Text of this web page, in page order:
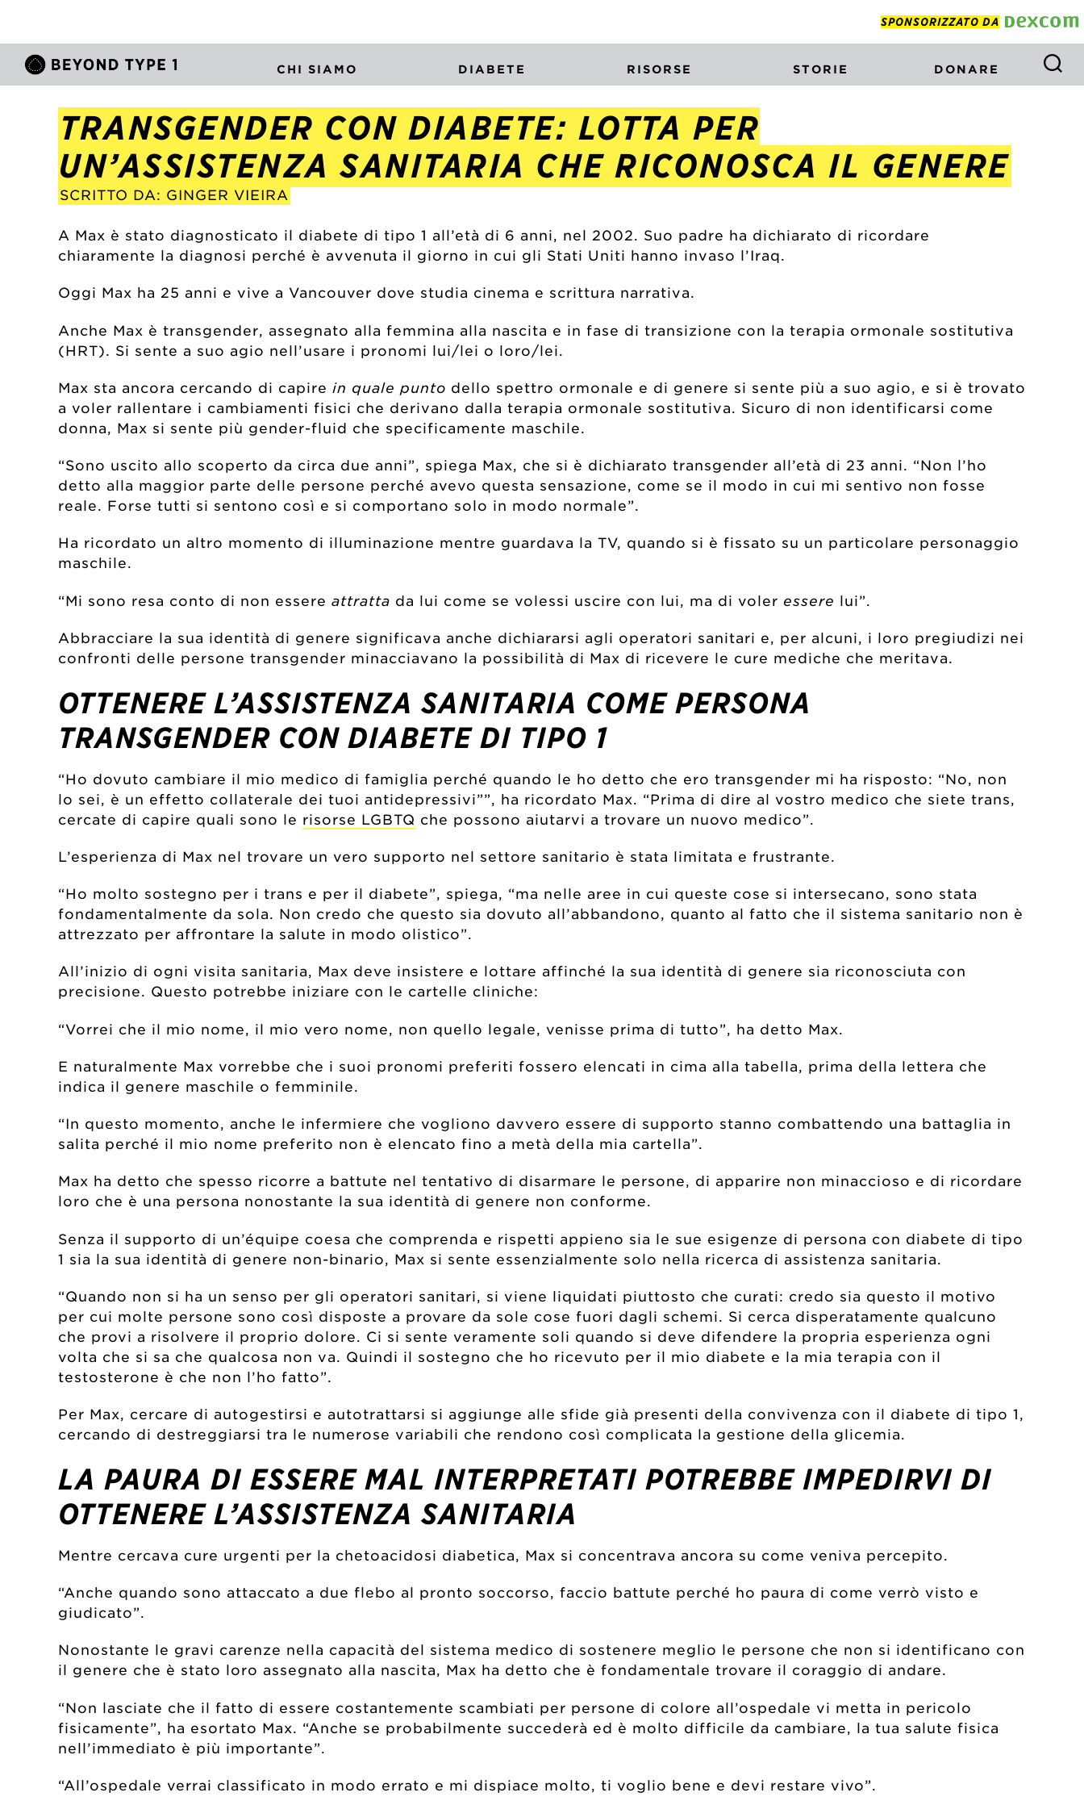
SPONSORIZZATO DA
CHI SIAMO DIABETE RISORSE STORIE DONARE
TRANSGENDER CON DIABETE: LOTTA PER
UN’ASSISTENZA SANITARIA CHE RICONOSCA IL GENERE
SCRITTO DA: GINGER VIEIRA
A Max è stato diagnosticato il diabete di tipo 1 all’età di 6 anni, nel 2002. Suo padre ha dichiarato di ricordare
chiaramente la diagnosi perché è avvenuta il giorno in cui gli Stati Uniti hanno invaso l’Iraq.
Oggi Max ha 25 anni e vive a Vancouver dove studia cinema e scrittura narrativa.
Anche Max è transgender, assegnato alla femmina alla nascita e in fase di transizione con la terapia ormonale sostitutiva
(HRT). Si sente a suo agio nell’usare i pronomi lui/lei o loro/lei.
Max sta ancora cercando di capire in quale punto dello spettro ormonale e di genere si sente più a suo agio, e si è trovato
a voler rallentare i cambiamenti fisici che derivano dalla terapia ormonale sostitutiva. Sicuro di non identificarsi come
donna, Max si sente più gender-fluid che specificamente maschile.
“Sono uscito allo scoperto da circa due anni”, spiega Max, che si è dichiarato transgender all’età di 23 anni. “Non l’ho
detto alla maggior parte delle persone perché avevo questa sensazione, come se il modo in cui mi sentivo non fosse
reale. Forse tutti si sentono così e si comportano solo in modo normale”.
Ha ricordato un altro momento di illuminazione mentre guardava la TV, quando si è fissato su un particolare personaggio
maschile.
“Mi sono resa conto di non essere attratta da lui come se volessi uscire con lui, ma di voler essere lui”.
Abbracciare la sua identità di genere significava anche dichiararsi agli operatori sanitari e, per alcuni, i loro pregiudizi nei
confronti delle persone transgender minacciavano la possibilità di Max di ricevere le cure mediche che meritava.
OTTENERE L’ASSISTENZA SANITARIA COME PERSONA
TRANSGENDER CON DIABETE DI TIPO 1
“Ho dovuto cambiare il mio medico di famiglia perché quando le ho detto che ero transgender mi ha risposto: “No, non
lo sei, è un effetto collaterale dei tuoi antidepressivi””, ha ricordato Max. “Prima di dire al vostro medico che siete trans,
cercate di capire quali sono le risorse LGBTQ che possono aiutarvi a trovare un nuovo medico”.
L’esperienza di Max nel trovare un vero supporto nel settore sanitario è stata limitata e frustrante.
“Ho molto sostegno per i trans e per il diabete”, spiega, “ma nelle aree in cui queste cose si intersecano, sono stata
fondamentalmente da sola. Non credo che questo sia dovuto all’abbandono, quanto al fatto che il sistema sanitario non è
attrezzato per affrontare la salute in modo olistico”.
All’inizio di ogni visita sanitaria, Max deve insistere e lottare affinché la sua identità di genere sia riconosciuta con
precisione. Questo potrebbe iniziare con le cartelle cliniche:
“Vorrei che il mio nome, il mio vero nome, non quello legale, venisse prima di tutto”, ha detto Max.
E naturalmente Max vorrebbe che i suoi pronomi preferiti fossero elencati in cima alla tabella, prima della lettera che
indica il genere maschile o femminile.
“In questo momento, anche le infermiere che vogliono davvero essere di supporto stanno combattendo una battaglia in
salita perché il mio nome preferito non è elencato fino a metà della mia cartella”.
Max ha detto che spesso ricorre a battute nel tentativo di disarmare le persone, di apparire non minaccioso e di ricordare
loro che è una persona nonostante la sua identità di genere non conforme.
Senza il supporto di un’équipe coesa che comprenda e rispetti appieno sia le sue esigenze di persona con diabete di tipo
1 sia la sua identità di genere non-binario, Max si sente essenzialmente solo nella ricerca di assistenza sanitaria.
“Quando non si ha un senso per gli operatori sanitari, si viene liquidati piuttosto che curati: credo sia questo il motivo
per cui molte persone sono così disposte a provare da sole cose fuori dagli schemi. Si cerca disperatamente qualcuno
che provi a risolvere il proprio dolore. Ci si sente veramente soli quando si deve difendere la propria esperienza ogni
volta che si sa che qualcosa non va. Quindi il sostegno che ho ricevuto per il mio diabete e la mia terapia con il
testosterone è che non l’ho fatto”.
Per Max, cercare di autogestirsi e autotrattarsi si aggiunge alle sfide già presenti della convivenza con il diabete di tipo 1,
cercando di destreggiarsi tra le numerose variabili che rendono così complicata la gestione della glicemia.
LA PAURA DI ESSERE MAL INTERPRETATI POTREBBE IMPEDIRVI DI
OTTENERE L’ASSISTENZA SANITARIA
Mentre cercava cure urgenti per la chetoacidosi diabetica, Max si concentrava ancora su come veniva percepito.
“Anche quando sono attaccato a due flebo al pronto soccorso, faccio battute perché ho paura di come verrò visto e
giudicato”.
Nonostante le gravi carenze nella capacità del sistema medico di sostenere meglio le persone che non si identificano con
il genere che è stato loro assegnato alla nascita, Max ha detto che è fondamentale trovare il coraggio di andare.
“Non lasciate che il fatto di essere costantemente scambiati per persone di colore all’ospedale vi metta in pericolo
fisicamente”, ha esortato Max. “Anche se probabilmente succederà ed è molto difficile da cambiare, la tua salute fisica
nell’immediato è più importante”.
“All’ospedale verrai classificato in modo errato e mi dispiace molto, ti voglio bene e devi restare vivo”.